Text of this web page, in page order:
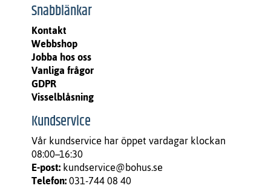
Snabblänkar
Kontakt
Webbshop
Jobba hos oss
Vanliga frågor
GDPR
Visselblåsning
Kundservice
Vår kundservice har öppet vardagar klockan
08:00–16:30
E-post:kundservice@bohus.se
Telefon:031-744 08 40